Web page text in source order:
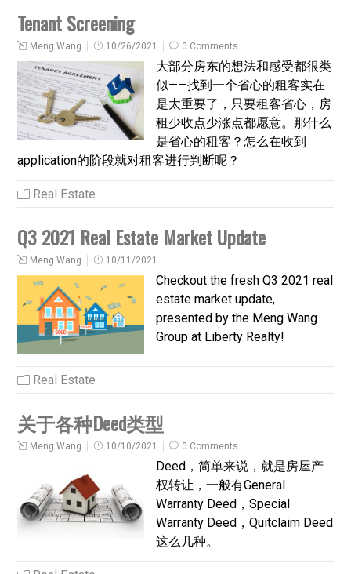
Tenant Screening
Meng Wang 10/26/2021 0 Comments
大部分房东的想法和感受都很类
似——找到一个省心的租客实在
是太重要了，只要租客省心，房
租少收点少涨点都愿意。那什么
是省心的租客？怎么在收到
application的阶段就对租客进行判断呢？
Real Estate
Q3 2021 Real Estate Market Update
Meng Wang 10/11/2021
Checkout the fresh Q3 2021 real
estate market update,
presented by the Meng Wang
Group at Liberty Realty!
Real Estate
关于各种Deed类型
Meng Wang 10/10/2021 0 Comments
Deed，简单来说，就是房屋产
权转让，一般有General
Warranty Deed，Special
Warranty Deed，Quitclaim Deed
这么几种。